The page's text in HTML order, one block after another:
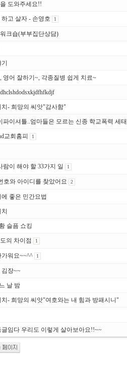
도와주세요!!
하고 살자 - 손영호 1
크숍(부부집단상담)
영어 잘하기~, 각종질병 쉽게 치료~
치- 희망의 씨앗"감사함"
파이셔틀..엄마들은 모르는 신종 학교폭력 세태
교회홈피 1
람이 해야 할 33가지 일 1
호와 아이디를 찾았어요 2
좋은 민간요법
슬픔 쇼킹
의 차이점 1
가워요~~^^ 1
김장~~
날 밤
치- 희망의 씨앗"여호와는 내 힘과 방패시니"
글임다 우리도 이렇게 살아보아요!!~~